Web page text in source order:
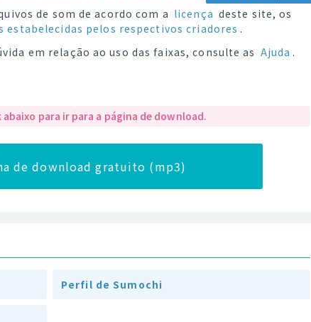
de som de acordo com a licença deste site, os
estabelecidas pelos respectivos criadores .
em relação ao uso das faixas, consulte as Ajuda .
para ir para a página de download.
de download gratuito (mp3)
Perfil de Sumochi